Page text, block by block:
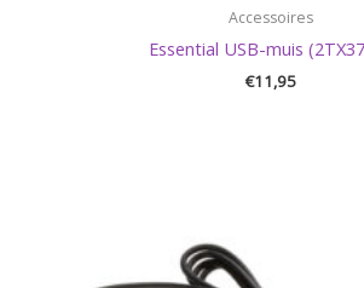
Accessoires
Essential USB-muis
€11,95